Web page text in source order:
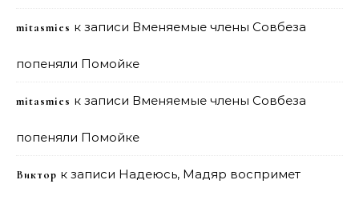
mitasmies к записи Вменяемые члены Совбеза
попеняли Помойке
mitasmies к записи Вменяемые члены Совбеза
попеняли Помойке
Виктор к записи Надеюсь, Мадяр воспримет